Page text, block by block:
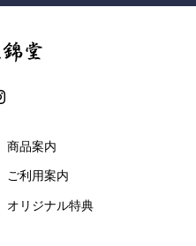
商品案内
ご利用案内
オリジナル特典